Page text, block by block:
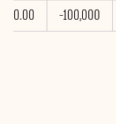
-100,000
0.00